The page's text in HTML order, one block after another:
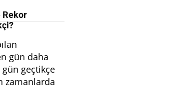
Rekor
gün daha
geçtikçe
zamanlarda